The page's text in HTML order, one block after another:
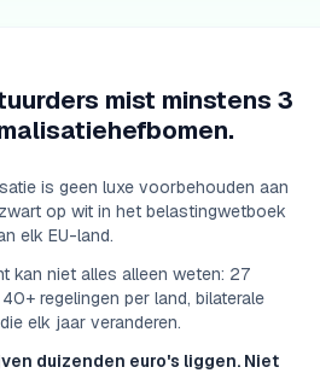
mist minstens 3
is geen luxe voorbehouden aan
op wit in het belastingwetboek
elk EU-land.
kan niet alles alleen weten: 27
regelingen per land, bilaterale
elk jaar veranderen.
duizenden euro's liggen. Niet